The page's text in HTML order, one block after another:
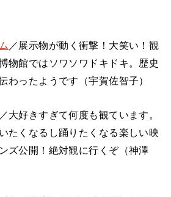
／展示物が動く衝撃！大笑い！観
物館ではソワソワドキドキ。歴史
わったようです（宇賀佐智子）
／大好きすぎて何度も観ています。
たくなるし踊りたくなる楽しい映
ズ公開！絶対観に行くぞ（神澤